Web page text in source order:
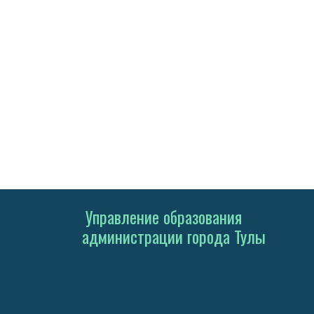
Управление образования
администрации города Тулы